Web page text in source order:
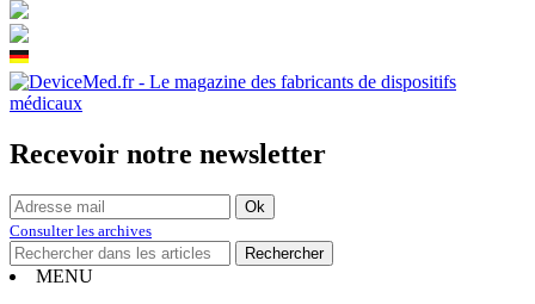
Recevoir notre newsletter
Consulter les archives
MENU